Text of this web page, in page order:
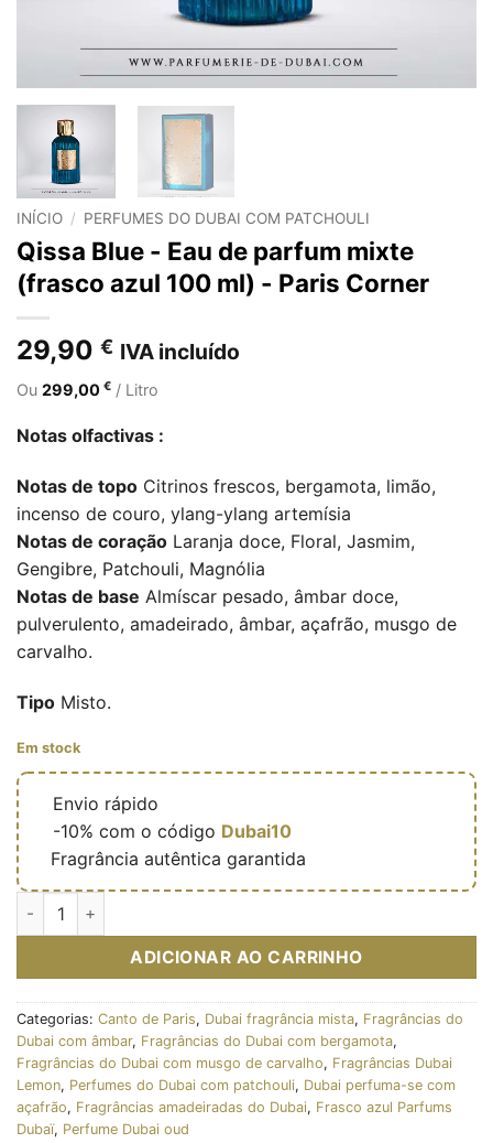
INÍCIO / PERFUMES DO DUBAI COM PATCHOULI
Qissa Blue - Eau de parfum mixte
(frasco azul 100 ml) - Paris Corner
29,90 € IVA incluído
Ou 299,00 € / Litro
Notas olfactivas :
Notas de topo Citrinos frescos, bergamota, limão,
incenso de couro, ylang-ylang artemísia
Notas de coração Laranja doce, Floral, Jasmim,
Gengibre, Patchouli, Magnólia
Notas de base Almíscar pesado, âmbar doce,
pulverulento, amadeirado, âmbar, açafrão, musgo de
carvalho.
Tipo Misto.
Em stock
Envio rápido
-10% com o código Dubai10
Fragrância autêntica garantida
Quantidade de Qissa Blue - Eau de parfum mixte (flacon bleu
ADICIONAR AO CARRINHO
Categorias: Canto de Paris, Dubai fragrância mista, Fragrâncias do
Dubai com âmbar, Fragrâncias do Dubai com bergamota,
Fragrâncias do Dubai com musgo de carvalho, Fragrâncias Dubai
Lemon, Perfumes do Dubai com patchouli, Dubai perfuma-se com
açafrão, Fragrâncias amadeiradas do Dubai, Frasco azul Parfums
Dubaï, Perfume Dubai oud